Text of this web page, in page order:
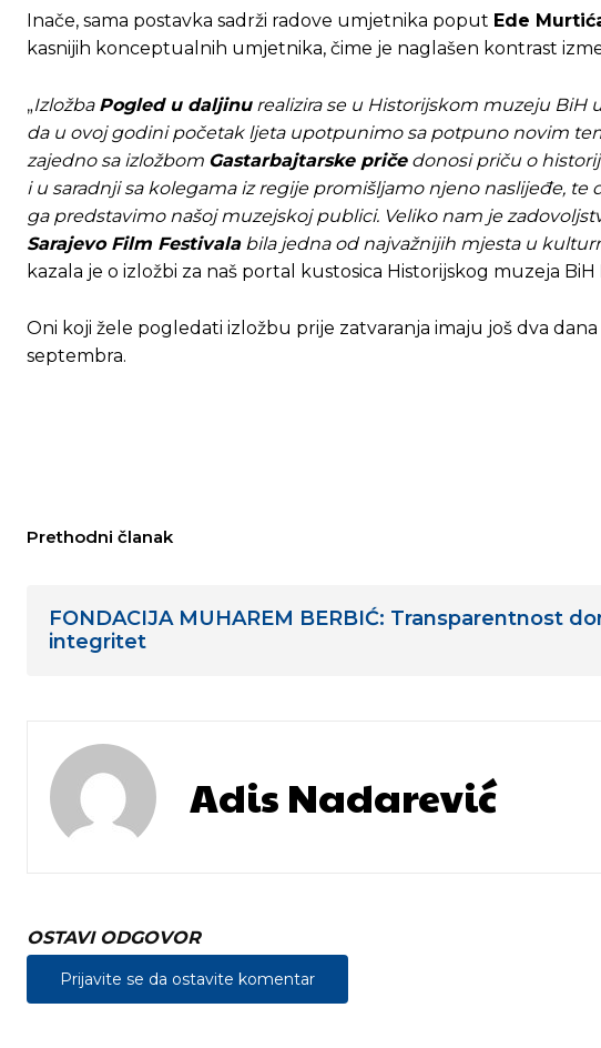
Inače, sama postavka sadrži radove umjetnika poput Ede
kasnijih konceptualnih umjetnika, čime je naglašen kontrast
„Izložba Pogled u daljinurealizira se u Historijskom muzeju BiH
da u ovoj godini početak ljeta upotpunimo sa potpuno novim
zajedno sa izložbom Gastarbajtarske pričedonosi priču o
i u saradnji sa kolegama iz regije promišljamo njeno naslijeđe,
ga predstavimo našoj muzejskoj publici. Veliko nam je
Sarajevo Film Festivalabila jedna od najvažnijih mjesta u
kazala je o izložbi za naš portal kustosica Historijskog muzeja BiH
Oni koji žele pogledati izložbu prije zatvaranja imaju još dva
septembra.
Prethodni članak
FONDACIJA MUHAREM BERBIĆ: Transparentnost
integritet
Adis Nadarević
OSTAVI ODGOVOR
Prijavite se da ostavite komentar